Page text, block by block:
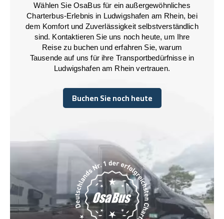
Wählen Sie OsaBus für ein außergewöhnliches
Charterbus-Erlebnis in Ludwigshafen am Rhein, bei
dem Komfort und Zuverlässigkeit selbstverständlich
sind. Kontaktieren Sie uns noch heute, um Ihre
Reise zu buchen und erfahren Sie, warum
Tausende auf uns für ihre Transportbedürfnisse in
Ludwigshafen am Rhein vertrauen.
Buchen Sie noch heute
Buchen Sie noch heute